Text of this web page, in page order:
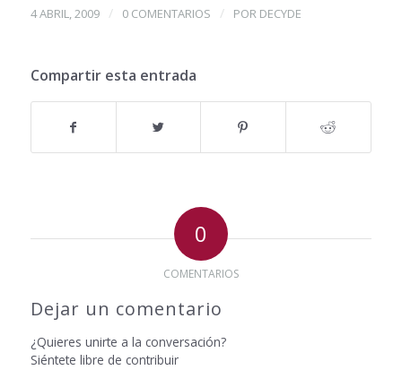
4 ABRIL, 2009 / 0 COMENTARIOS / POR DECYDE
Compartir esta entrada
0
COMENTARIOS
Dejar un comentario
¿Quieres unirte a la conversación?
Siéntete libre de contribuir